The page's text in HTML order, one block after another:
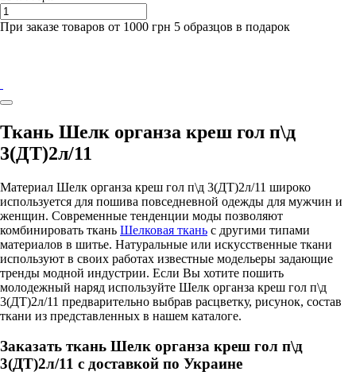
При заказе товаров от 1000 грн 5 образцов в подарок
Ткань Шелк органза креш гол п\д
3(ДТ)2л/11
Материал Шелк органза креш гол п\д 3(ДТ)2л/11 широко
используется для пошива повседневной одежды для мужчин и
женщин. Современные тенденции моды позволяют
комбинировать ткань Шелковая ткань с другими типами
материалов в шитье. Натуральные или искусственные ткани
используют в своих работах известные модельеры задающие
тренды модной индустрии. Если Вы хотите пошить
молодежный наряд используйте Шелк органза креш гол п\д
3(ДТ)2л/11 предварительно выбрав расцветку, рисунок, состав
ткани из представленных в нашем каталоге.
Заказать ткань Шелк органза креш гол п\д
3(ДТ)2л/11 с доставкой по Украине